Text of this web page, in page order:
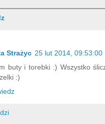
Strażyc 25 lut 2014, 09:53:00
buty i torebki :) Wszystko
:)